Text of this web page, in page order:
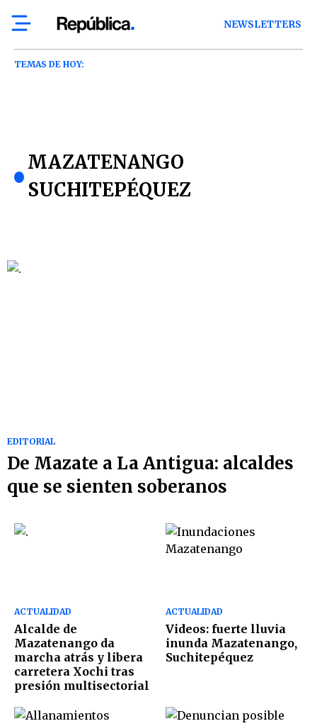
NEWSLETTERS
TEMAS DE HOY:
MAZATENANGO
SUCHITEPÉQUEZ
EDITORIAL
De Mazate a La Antigua: alcaldes
que se sienten soberanos
ACTUALIDAD
Alcalde de
Mazatenango da
marcha atrás y libera
carretera Xochi tras
presión multisectorial
ACTUALIDAD
Videos: fuerte lluvia
inunda Mazatenango,
Suchitepéquez